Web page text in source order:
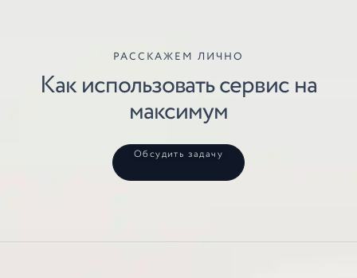
РАССКАЖЕМ ЛИЧНО
Как использовать сервис на
максимум
Обсудить задачу